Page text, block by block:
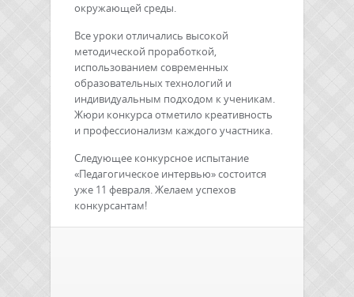
окружающей среды.
Все уроки отличались высокой
методической проработкой,
использованием современных
образовательных технологий и
индивидуальным подходом к ученикам.
Жюри конкурса отметило креативность
и профессионализм каждого участника.
Следующее конкурсное испытание
«Педагогическое интервью» состоится
уже 11 февраля. Желаем успехов
конкурсантам!